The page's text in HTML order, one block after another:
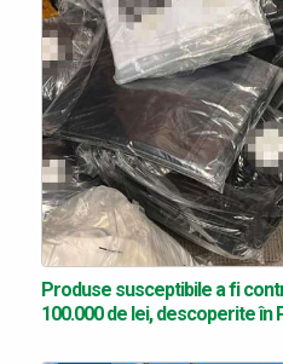
Produse susceptibile a fi
100.000 de lei, descoperite în